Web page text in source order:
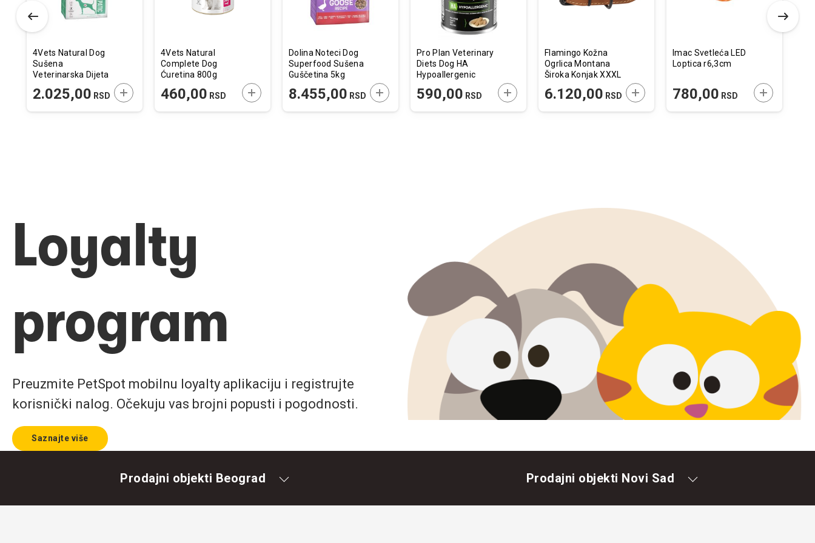
U KORPU
4Vets Natural Dog
Sušena
Veterinarska Dijeta
2.025,00 RSD DODAJTE U KORPU
4Vets Natural
Complete Dog
Ćuretina 800g
460,00 RSD DODAJTE U KORPU
Dolina Noteci Dog
Superfood Sušena
Guščetina 5kg
8.455,00 RSD DODAJTE U KORPU
Pro Plan Veterinary
Diets Dog HA
Hypoallergenic
590,00 RSD DODAJTE U KORPU
Flamingo Kožna
Ogrlica Montana
Široka Konjak XXXL
6.120,00 RSD DODAJTE U KORPU
Imac Svetleća LED
Loptica r6,3cm
780,00 RSD DODAJTE U
Loyalty
program
Preuzmite PetSpot mobilnu loyalty aplikaciju i registrujte
korisnički nalog. Očekuju vas brojni popusti i pogodnosti.
Saznajte više
Prodajni objekti Beograd Prodajni objekti Novi Sad